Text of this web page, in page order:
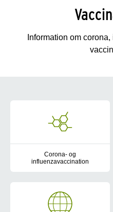
Information om
Corona- og
influenzavaccination